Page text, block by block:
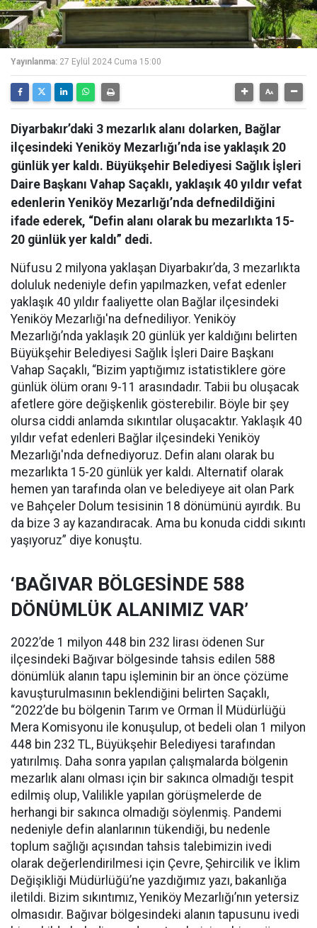
Yayınlanma: 27 Eylül 2024 Cuma 15:00
Diyarbakır’daki 3 mezarlık alanı dolarken, Bağlar
ilçesindeki Yeniköy Mezarlığı’nda ise yaklaşık 20
günlük yer kaldı. Büyükşehir Belediyesi Sağlık İşleri
Daire Başkanı Vahap Saçaklı, yaklaşık 40 yıldır vefat
edenlerin Yeniköy Mezarlığı’nda defnedildiğini
ifade ederek, “Defin alanı olarak bu mezarlıkta 15-
20 günlük yer kaldı” dedi.
Nüfusu 2 milyona yaklaşan Diyarbakır’da, 3 mezarlıkta
doluluk nedeniyle defin yapılmazken, vefat edenler
yaklaşık 40 yıldır faaliyette olan Bağlar ilçesindeki
Yeniköy Mezarlığı'na defnediliyor. Yeniköy
Mezarlığı’nda yaklaşık 20 günlük yer kaldığını belirten
Büyükşehir Belediyesi Sağlık İşleri Daire Başkanı
Vahap Saçaklı, “Bizim yaptığımız istatistiklere göre
günlük ölüm oranı 9-11 arasındadır. Tabii bu oluşacak
afetlere göre değişkenlik gösterebilir. Böyle bir şey
olursa ciddi anlamda sıkıntılar oluşacaktır. Yaklaşık 40
yıldır vefat edenleri Bağlar ilçesindeki Yeniköy
Mezarlığı'nda defnediyoruz. Defin alanı olarak bu
mezarlıkta 15-20 günlük yer kaldı. Alternatif olarak
hemen yan tarafında olan ve belediyeye ait olan Park
ve Bahçeler Dolum tesisinin 18 dönümünü ayırdık. Bu
da bize 3 ay kazandıracak. Ama bu konuda ciddi sıkıntı
yaşıyoruz” diye konuştu.
‘BAĞIVAR BÖLGESİNDE 588
DÖNÜMLÜK ALANIMIZ VAR’
2022’de 1 milyon 448 bin 232 lirası ödenen Sur
ilçesindeki Bağıvar bölgesinde tahsis edilen 588
dönümlük alanın tapu işleminin bir an önce çözüme
kavuşturulmasının beklendiğini belirten Saçaklı,
“2022’de bu bölgenin Tarım ve Orman İl Müdürlüğü
Mera Komisyonu ile konuşulup, ot bedeli olan 1 milyon
448 bin 232 TL, Büyükşehir Belediyesi tarafından
yatırılmış. Daha sonra yapılan çalışmalarda bölgenin
mezarlık alanı olması için bir sakınca olmadığı tespit
edilmiş olup, Valilikle yapılan görüşmelerde de
herhangi bir sakınca olmadığı söylenmiş. Pandemi
nedeniyle defin alanlarının tükendiği, bu nedenle
toplum sağlığı açısından tahsis talebimizin ivedi
olarak değerlendirilmesi için Çevre, Şehircilik ve İklim
Değişikliği Müdürlüğü’ne yazdığımız yazı, bakanlığa
iletildi. Bizim sıkıntımız, Yeniköy Mezarlığı’nın yetersiz
olmasıdır. Bağıvar bölgesindeki alanın tapusunu ivedi